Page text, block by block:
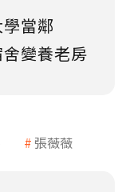
當鄰
變養老房
張薇薇